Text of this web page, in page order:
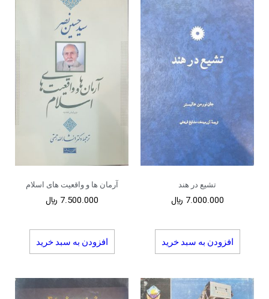
تشیع در هند
7.000.000 ﷼
افزودن به سبد خرید
آرمان ها و واقعیت های اسلام
7.500.000 ﷼
افزودن به سبد خرید